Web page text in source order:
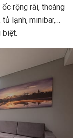
rộng rãi, thoáng
lạnh, minibar,…
biệt.